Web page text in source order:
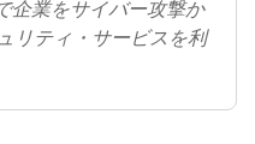
企業をサイバー攻撃か
リティ・サービスを利